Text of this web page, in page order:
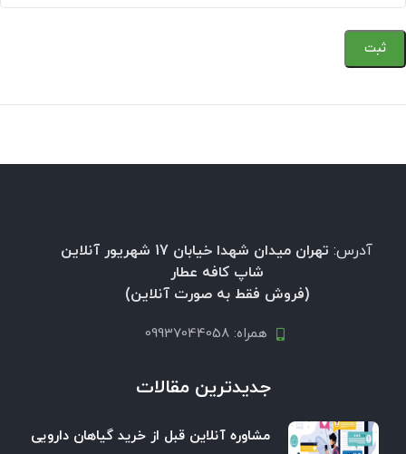
آدرس:
تهران میدان شهدا خیابان 17 شهریور آنلاین
شاپ کافه عطار
(فروش فقط به صورت آنلاین)
همراه: 09937044058
جدیدترین مقالات
مشاوره آنلاین قبل از خرید گیاهان دارویی